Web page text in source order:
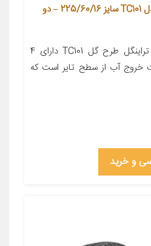
لاستیک خودرو تراینگل مدل TC101 سایز 225/60/16 – دو
معرفی محصول لاستیک تراینگل طرح گل TC101 دارای 4
خروج آب از سطح تایر است که
و خرید